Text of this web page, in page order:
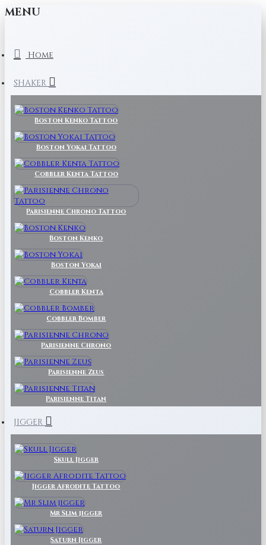
MENU
Home
SHAKER
Boston Kenko Tattoo
Boston Yokai Tattoo
Cobbler Kenta Tattoo
Parisienne Chrono Tattoo
Boston Kenko
Boston Yokai
Cobbler Kenta
Cobbler Bomber
Parisienne Chrono
Parisienne Zeus
Parisienne Titan
JIGGER
Skull Jigger
Jigger Afrodite Tattoo
Mr Slim jigger
Saturn Jigger